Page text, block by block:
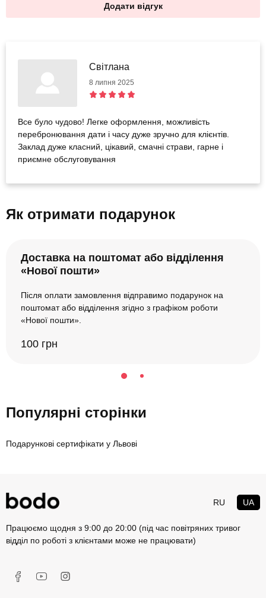
Додати відгук
Світлана
8 липня 2025
Все було чудово! Легке оформлення, можливість
перебронювання дати і часу дуже зручно для клієнтів.
Заклад дуже класний, цікавий, смачні страви, гарне і
приємне обслуговування
Як отримати подарунок
Доставка на поштомат або відділення
«Нової пошти»
Після оплати замовлення відправимо подарунок на
поштомат або відділення згідно з графіком роботи
«Нової пошти».
100 грн
Популярні сторінки
Подарункові сертифікати у Львові
RU UA
Працюємо щодня з 9:00 до 20:00 (під час повітряних тривог
відділ по роботі з клієнтами може не працювати)